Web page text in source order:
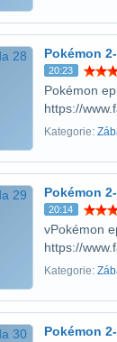
Pokémon
20:23
Pokémon
https://
Kategorie:
Pokémon
20:14
vPokémon
https://
Kategorie:
Pokémon